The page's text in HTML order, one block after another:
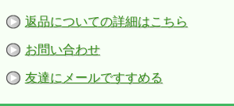
返品についての詳細はこちら
お問い合わせ
友達にメールですすめる